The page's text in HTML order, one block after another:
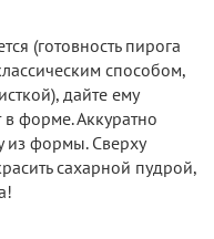
(готовность пирога
способом,
дайте ему
в форме. Аккуратно
из формы. Сверху
сахарной пудрой,